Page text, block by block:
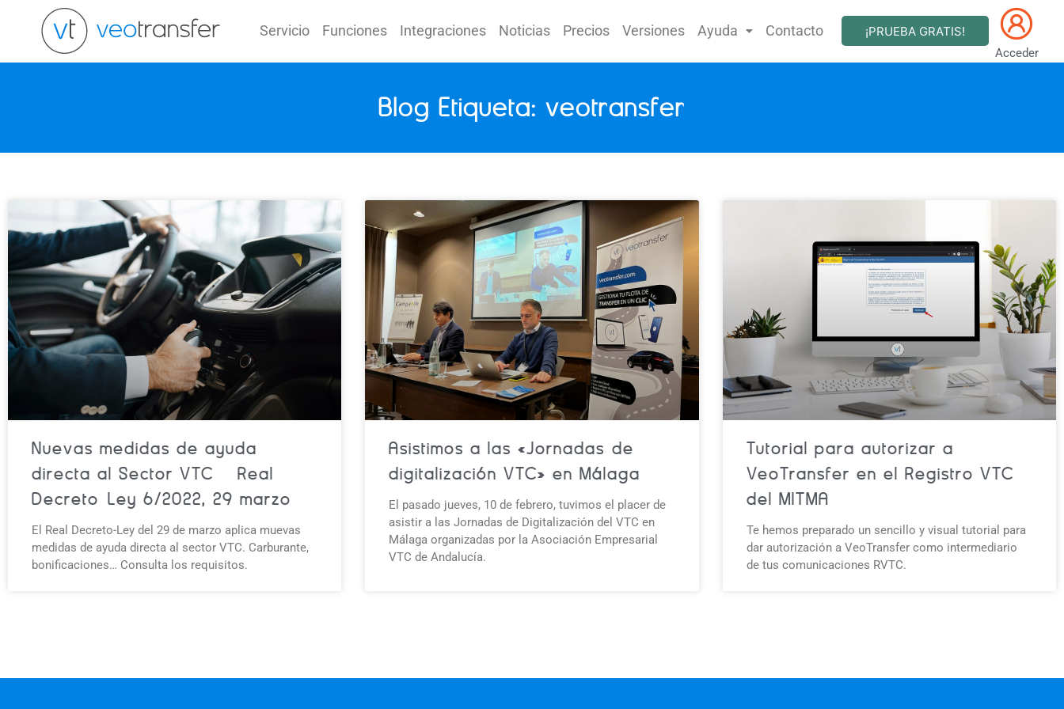
contenido
Servicio Funciones Integraciones Noticias Precios Versiones Ayuda Contacto ¡PRUEBA GRATIS!
Acceder
Blog Etiqueta: veotransfer
Nuevas medidas de ayuda
directa al Sector VTC – Real
Decreto-Ley 6/2022, 29 marzo
El Real Decreto-Ley del 29 de marzo aplica muevas
medidas de ayuda directa al sector VTC. Carburante,
bonificaciones… Consulta los requisitos.
Asistimos a las «Jornadas de
digitalización VTC» en Málaga
El pasado jueves, 10 de febrero, tuvimos el placer de
asistir a las Jornadas de Digitalización del VTC en
Málaga organizadas por la Asociación Empresarial
VTC de Andalucía.
Tutorial para autorizar a
VeoTransfer en el Registro VTC
del MITMA
Te hemos preparado un sencillo y visual tutorial para
dar autorización a VeoTransfer como intermediario
de tus comunicaciones RVTC.